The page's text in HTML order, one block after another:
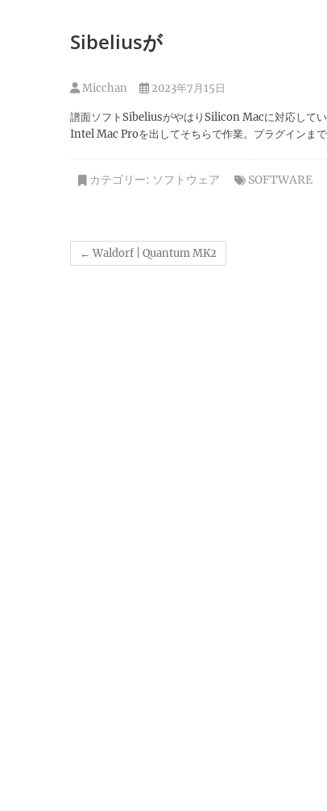
Sibeliusが
Micchan 2023年7月15日
譜面ソフトSibeliusがやはりSilicon Macに対応して
Intel Mac Proを出してそちらで作業。プラグインま
カテゴリー: ソフトウェア SOFTWARE
← Waldorf | Quantum MK2